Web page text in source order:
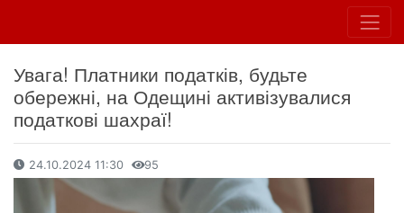
Увага! Платники податків, будьте
обережні, на Одещині активізувалися
податкові шахраї!
24.10.2024 11:30 95